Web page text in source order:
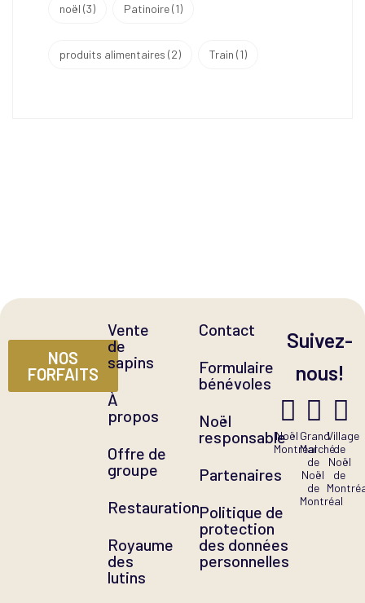
noël (3) Patinoire(1)
produits alimentaires (2) Train (1)
NOS
FORFAITS
Vente
de
sapins
À
propos
Offre de
groupe
Restauration
Royaume
des
lutins
Contact
Formulaire
bénévoles
Noël
responsable
Partenaires
Politique de
protection
des données
personnelles
Suivez-
nous!
Noël
Montréal
Grand
Marché
de
Noël
de
Montréal
Village
de
Noël
de